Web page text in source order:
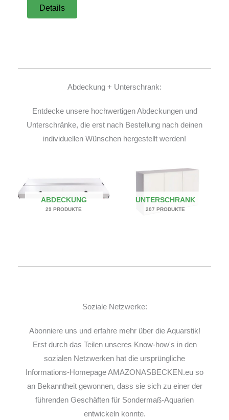
Details
Abdeckung + Unterschrank:
Entdecke unsere hochwertigen Abdeckungen und
Unterschränke, die erst nach Bestellung nach deinen
individuellen Wünschen hergestellt werden!
ABDECKUNG
29 PRODUKTE
UNTERSCHRANK
207 PRODUKTE
Soziale Netzwerke:
Abonniere uns und erfahre mehr über die Aquarstik!
Erst durch das Teilen unseres Know-how's in den
sozialen Netzwerken hat die ursprüngliche
Informations-Homepage AMAZONASBECKEN.eu so
an Bekanntheit gewonnen, dass sie sich zu einer der
führenden Geschäften für Sondermaß-Aquarien
entwickeln konnte.